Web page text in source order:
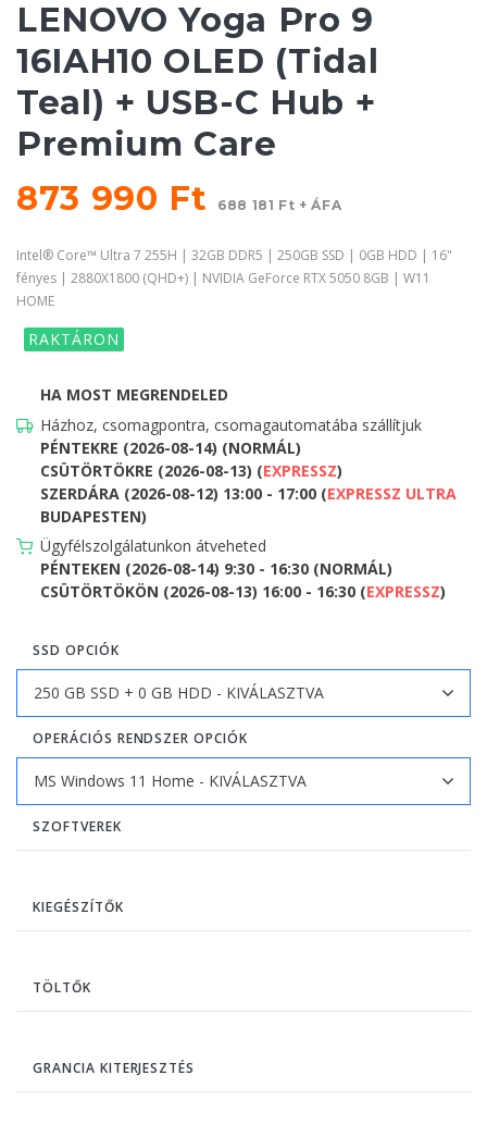
LENOVO Yoga Pro 9
16IAH10 OLED (Tidal
Teal) + USB-C Hub +
Premium Care
873 990 Ft
688 181 Ft + ÁFA
Intel® Core™ Ultra 7 255H | 32GB DDR5 | 250GB SSD | 0GB HDD | 16"
fényes | 2880X1800 (QHD+) | NVIDIA GeForce RTX 5050 8GB | W11
HOME
RAKTÁRON
HA MOST MEGRENDELED
Házhoz, csomagpontra, csomagautomatába szállítjuk
PÉNTEKRE (2026-08-14) (NORMÁL)
CSÜTÖRTÖKRE (2026-08-13) (EXPRESSZ)
SZERDÁRA (2026-08-12) 13:00 - 17:00 (EXPRESSZ ULTRA
BUDAPESTEN)
Ügyfélszolgálatunkon átveheted
PÉNTEKEN (2026-08-14) 9:30 - 16:30 (NORMÁL)
CSÜTÖRTÖKÖN (2026-08-13) 16:00 - 16:30 (EXPRESSZ)
SSD OPCIÓK
OPERÁCIÓS RENDSZER OPCIÓK
SZOFTVEREK
KIEGÉSZÍTŐK
TÖLTŐK
GRANCIA KITERJESZTÉS